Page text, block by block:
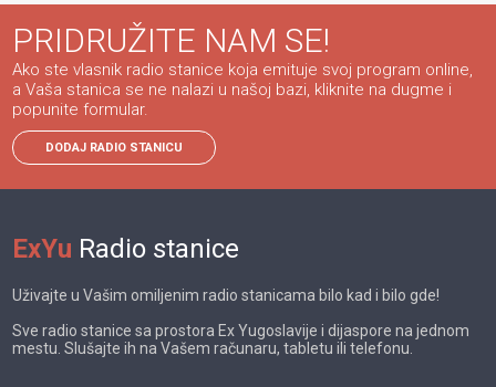
PRIDRUŽITE NAM SE!
Ako ste vlasnik radio stanice koja emituje svoj program online,
a Vaša stanica se ne nalazi u našoj bazi, kliknite na dugme i
popunite formular.
DODAJ RADIO STANICU
ExYu Radio stanice
Uživajte u Vašim omiljenim radio stanicama bilo kad i bilo gde!
Sve radio stanice sa prostora Ex Yugoslavije i dijaspore na jednom
mestu. Slušajte ih na Vašem računaru, tabletu ili telefonu.